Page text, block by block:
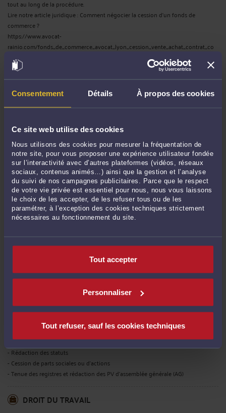
Consentement Détails À propos des cookies
Ce site web utilise des cookies
Nous utilisons des cookies pour mesurer la fréquentation de
notre site, pour vous proposer une expérience utilisateur fondée
sur l’interactivité avec d’autres plateformes (vidéos, réseaux
sociaux, contenus animés…) ainsi que la gestion et l’analyse
du suivi de nos campagnes publicitaires. Parce que le respect
de votre vie privée est essentiel pour nous, nous vous laissons
le choix de les accepter, de les refuser tous ou de les
paramétrer, à l’exception des cookies techniques strictement
nécessaires au fonctionnement du site.
Tout accepter
Personnaliser
Tout refuser, sauf les cookies techniques
tout au long de la procédure.
Lire notre article juridique : Comment négocier la cession d'un fonds de
commerce ?
https://www.avocat-
rainio.com/fonds_de_commerce_avocat_lyon_cession_vente_achat_contrat_co
mpromis.html
Pour toute cession de fonds de commerce, il est nécessaire d'être assisté et
conseillé par un avocat compétent dans ce domaine.
La cession d'un fonds de commerce nécessite alors de respecter une procédure
particulière afin de défendre les intérêts de chaque partie.
DROIT DE L'INFORMATIQUE ET DES
TÉLÉCOMMUNICATIONS
Droit du numérique et des communications
- Actions en concurrence déloyale et parasitisme
- Conseil et assistance à négociation et rédaction de contrats informatiques,
logiciels, internet
- Protection des données personnelles
- Rédaction des contrats techniques : conception, hébergement, maintenance,
infogérance
- Sécurité des systèmes d'information
DROIT DES SOCIÉTÉS COMMERCIALES ET
PROFESSIONNELLES
- Augmentations de capital
- Formalités au Registre du Commerce et des Sociétés
- Création de sociétés (SARL, SAS, SA,SCI, SCM …)
- Rédaction des statuts
- Cession de parts sociales ou d'actions
- Tenue des registres et rédaction des PV d'assemblée générale (AG)
DROIT DU TRAVAIL